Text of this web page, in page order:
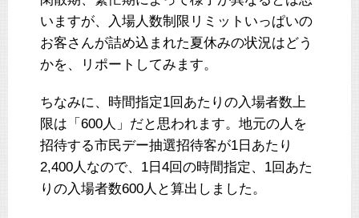
いますが、入場人数制限リミットいっぱいの
お客さんが詰め込まれた夏休みの状況はどう
かを、リポートしてみます。
ちなみに、時間指定1回あたりの入場者数上
限は「600人」だと思われます。地元の人を
招待する市民デー抽選招待客が1日あたり
2,400人なので、1日4回の時間指定、1回あた
りの入場者数600人と算出しました。